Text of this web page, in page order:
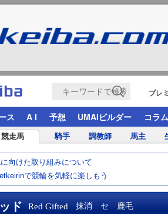
プレ
ス A I 予想 UMAIビルダー コラム
競走馬 騎手 調教師 馬主
向けた取り組みについて
で競輪を気軽に楽しもう
ド Red Gifted 抹消 セ 鹿毛